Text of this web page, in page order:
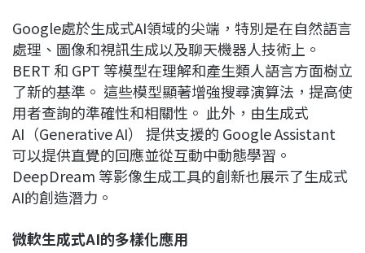
Google處於生成式AI領域的尖端，特別是在自然語言
處理、圖像和視訊生成以及聊天機器人技術上。
BERT 和 GPT 等模型在理解和產生類人語言方面樹立
了新的基準。 這些模型顯著增強搜尋演算法，提高使
用者查詢的準確性和相關性。 此外，由生成式
AI（Generative AI） 提供支援的 Google Assistant
可以提供直覺的回應並從互動中動態學習。
DeepDream 等影像生成工具的創新也展示了生成式
AI的創造潛力。
微軟生成式AI的多樣化應用